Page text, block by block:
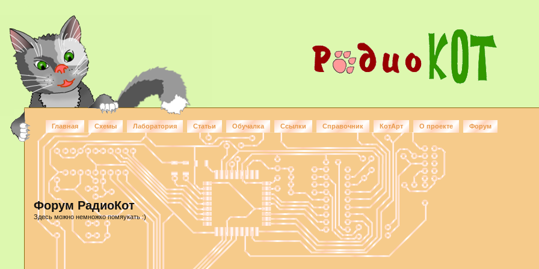
Главная Схемы Лаборатория Статьи Обучалка Ссылки Справочник КотАрт О проекте Форум
Форум РадиоКот
Здесь можно немножко помяукать :)